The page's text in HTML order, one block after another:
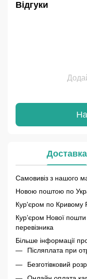
Відгуки
Доставка
Самовивіз з нашого
Новою поштою по
Кур'єром по Кривому
Курʼєром Нової
перевізника
Більше інформації
Післяплата при
Безготівковий